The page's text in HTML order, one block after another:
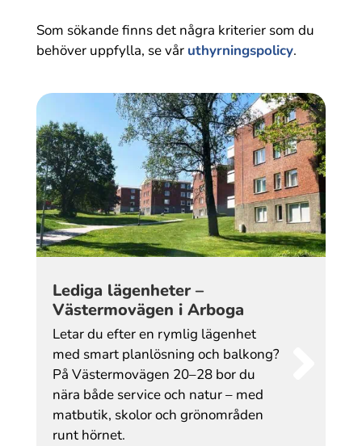
Som sökande finns det några kriterier som du
behöver uppfylla, se vår uthyrningspolicy.
Lediga lägenheter –
Västermovägen i Arboga
Letar du efter en rymlig lägenhet
med smart planlösning och balkong?
På Västermovägen 20–28 bor du
nära både service och natur – med
matbutik, skolor och grönområden
runt hörnet.